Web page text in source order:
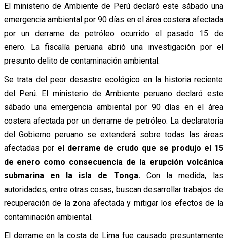
El ministerio de Ambiente de Perú declaró este sábado una
emergencia ambiental por 90 días en el área costera afectada
por un derrame de petróleo ocurrido el pasado 15 de
enero. La fiscalía peruana abrió una investigación por el
presunto delito de contaminación ambiental.
Se trata del peor desastre ecológico en la historia reciente
del Perú. El ministerio de Ambiente peruano declaró este
sábado una emergencia ambiental por 90 días en el área
costera afectada por un derrame de petróleo. La declaratoria
del Gobierno peruano se extenderá sobre todas las áreas
afectadas por el derrame de crudo que se produjo el 15
de enero como consecuencia de la erupción volcánica
submarina en la isla de Tonga. Con la medida, las
autoridades, entre otras cosas, buscan desarrollar trabajos de
recuperación de la zona afectada y mitigar los efectos de la
contaminación ambiental.
El derrame en la costa de Lima fue causado presuntamente